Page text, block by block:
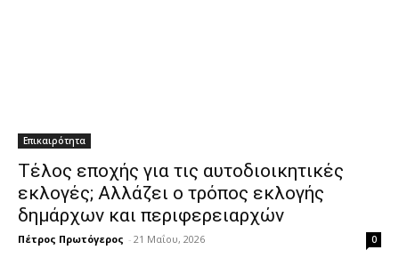
Επικαιρότητα
Τέλος εποχής για τις αυτοδιοικητικές
εκλογές; Αλλάζει ο τρόπος εκλογής
δημάρχων και περιφερειαρχών
Πέτρος Πρωτόγερος - 21 Μαΐου, 2026 0